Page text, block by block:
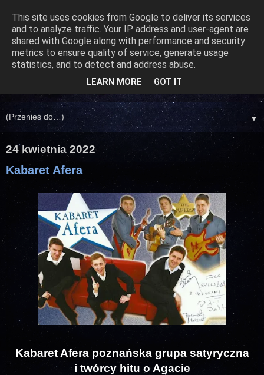
▼
24 kwietnia 2022
Kabaret Afera
Kabaret Afera poznańska grupa satyryczna
i twórcy hitu o Agacie
This site uses cookies from Google to deliver its services
and to analyze traffic. Your IP address and user-agent are
shared with Google along with performance and security
metrics to ensure quality of service, generate usage
statistics, and to detect and address abuse.
LEARN MORE GOT IT